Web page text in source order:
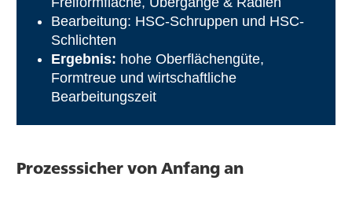
Bearbeitung: HSC-Schruppen und HSC-
Schlichten
Ergebnis: hohe Oberflächengüte,
Formtreue und wirtschaftliche
Bearbeitungszeit
Prozesssicher von Anfang an